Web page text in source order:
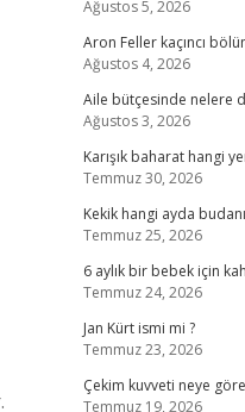
Ağustos 5, 2026
Aron Feller kaçıncı
Ağustos 4, 2026
Aile bütçesinde nelere
Ağustos 3, 2026
Karışık baharat hangi
Temmuz 30, 2026
Kekik hangi ayda
Temmuz 25, 2026
6 aylık bir bebek için
Temmuz 24, 2026
Jan Kürt ismi mi ?
Temmuz 23, 2026
Çekim kuvveti neye
Temmuz 19, 2026